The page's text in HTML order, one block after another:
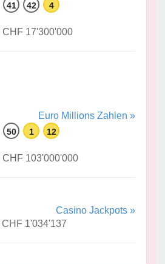
41 42 4
CHF 17'300'000
Euro Millions Zahlen »
50 1 12
CHF 103'000'000
Casino Jackpots »
1'034'137